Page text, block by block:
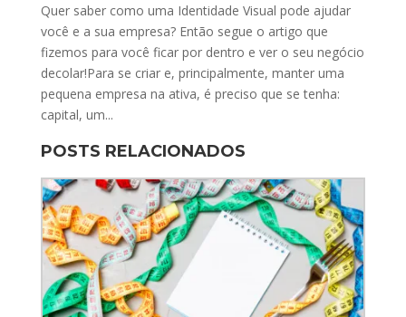
Quer saber como uma Identidade Visual pode ajudar
você e a sua empresa? Então segue o artigo que
fizemos para você ficar por dentro e ver o seu negócio
decolar!Para se criar e, principalmente, manter uma
pequena empresa na ativa, é preciso que se tenha:
capital, um...
POSTS RELACIONADOS